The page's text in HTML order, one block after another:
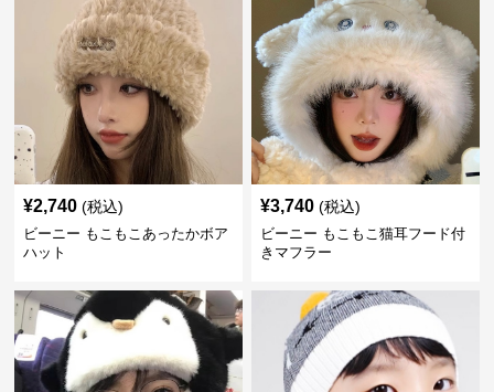
¥2,740 (税込)
ビーニー もこもこあったかボア
ハット
¥3,740 (税込)
ビーニー もこもこ猫耳フード付
きマフラー